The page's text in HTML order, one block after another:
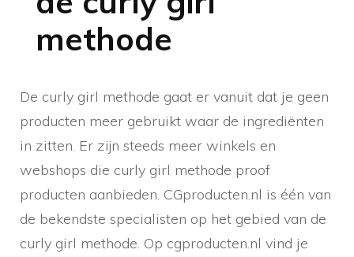
methode
De curly girl methode gaat er vanuit dat je geen
producten meer gebruikt waar de ingrediënten
in zitten. Er zijn steeds meer winkels en
webshops die curly girl methode proof
producten aanbieden. CGproducten.nl is één van
de bekendste specialisten op het gebied van de
curly girl methode. Op cgproducten.nl vind je